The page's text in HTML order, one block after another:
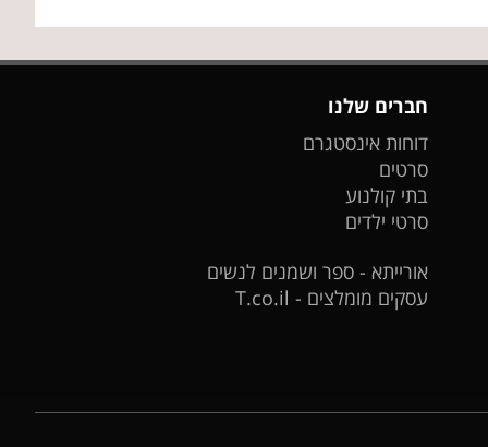
חברים שלנו
דוחות אינסטגרם
סרטים
בתי קולנוע
סרטי ילדים
אורייתא - ספר ושמנים לנשים
עסקים מומלצים - T.co.il